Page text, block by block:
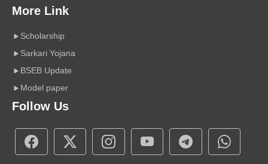
More Link
Scholarship
Sarkari Yojana
BSEB Update
Model paper
Follow Us